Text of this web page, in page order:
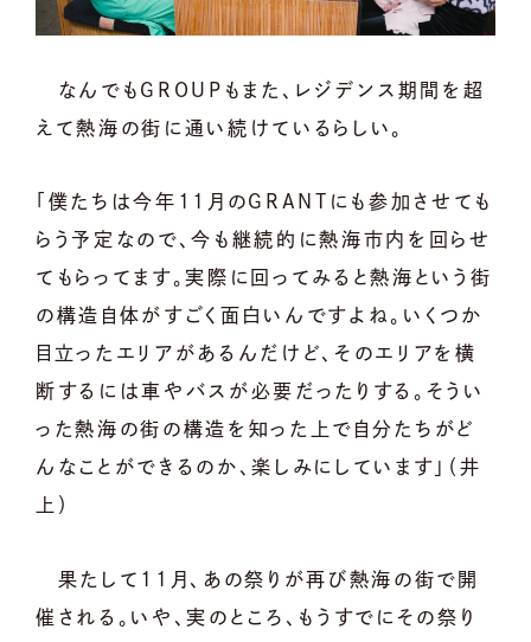
なんでもGROUPもまた、レジデンス期間を超
えて熱海の街に通い続けているらしい。
「僕たちは今年11月のGRANTにも参加させても
らう予定なので、今も継続的に熱海市内を回らせ
てもらってます。実際に回ってみると熱海という街
の構造自体がすごく面白いんですよね。いくつか
目立ったエリアがあるんだけど、そのエリアを横
断するには車やバスが必要だったりする。そうい
った熱海の街の構造を知った上で自分たちがど
んなことができるのか、楽しみにしています」（井
上）
果たして11月、あの祭りが再び熱海の街で開
催される。いや、実のところ、もうすでにその祭り